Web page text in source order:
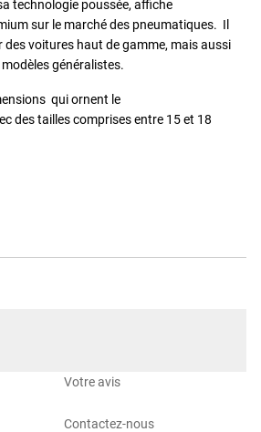
technologie poussée, affiche
sur le marché des pneumatiques. Il
des voitures haut de gamme, mais aussi
généralistes.
qui ornent le
des tailles comprises entre 15 et 18
Votre avis
Contactez-nous